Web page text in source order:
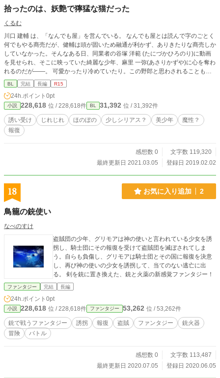
拾ったのは、妖艶で獰猛な猫だった
くるむ
川口 建輔 は、「なんでも屋」を営んでいる。 なんでも屋とは読んで字のごとく
何でもやる商売だが、健輔は頭が固いため融通が利かず、ありきたりな商売しか
していなかった。そんなある日、同業者の谷塚 洋範 (たにづかひろのり)に動画
を見せられ、そこに映っていた綺麗な少年、麻里 一弥(あさりかずや)に心を奪わ
れるのだが――。 可愛かったり冷めていたり。この野郎と思わされることもし
ばしば。 なのに一弥自身は健輔に懐いているようで、抱いて欲しいと甘えてき
て……。 一弥を拾ったことで、健輔の心は乱されていく。 ※このお話はフィク
ションです。「なんでも屋」のお仕事の世界観は、この作中だけのモノです。
また、刑法や法に関する事柄も現実とは違う部分があります。あくまでも作中だ
けの世界観ですので、それを踏まえてお楽しみいただけると幸いです。 ※第四
章の各々のタイトルを変更しました
BL 完結 長編 R15
24h.ポイント 0pt
小説 228,618 位 / 228,618件 BL 31,392 位 / 31,392件
誘い受け じれじれ ほのぼの 少しシリアス？ 美少年
魔性？
報復
感想数 0
文字数 119,320
最終更新日 2021.03.05
登録日 2019.02.02
18 お気に入り追加 2
鳥籠の銃使い
なべのすけ
盗賊団の少年、グリモアは神の使いと言われている少女を誘
拐し、騎士団にその報復を受けて盗賊団を滅ぼされてしま
う。自らも負傷し、グリモアは騎士団とその国に報復を決意
し、再び神の使いの少女を誘拐して、当てのない逃亡に出
る。 剣を銃に置き換えた、銃と火薬の新感覚ファンタジー！
ファンタジー 完結 長編
24h.ポイント 0pt
小説 228,618 位 / 228,618件 ファンタジー 53,262 位 / 53,262件
銃で戦うファンタジー 誘拐 報復 盗賊 ファンタジー
銃火器
冒険
バトル
感想数 0
文字数 113,487
最終更新日 2020.07.05
登録日 2020.06.05